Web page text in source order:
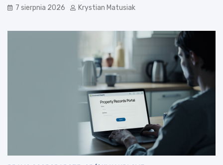
7 sierpnia 2026 Krystian Matusiak